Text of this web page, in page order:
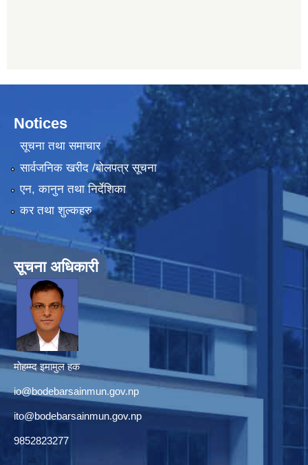
Notices
सूचना तथा समाचार
सार्वजनिक खरीद /बोलपत्र सूचना
एन, कानुन तथा निर्देशिका
कर तथा शुल्कहरु
सूचना अधिकारी
मोहम्म्द इमामुल हक
io@bodebarsainmun.gov.np
ito@bodebarsainmun.gov.np
9852823277